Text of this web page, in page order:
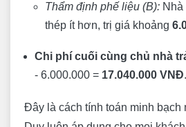
Thẩm định phế liệu (B):
thép ít hơn, trị giá khoảng
Chi phí cuối cùng chủ nhà
- 6.000.000 = 17.040.000 VNĐ.
Đây là cách tính toán minh bạch